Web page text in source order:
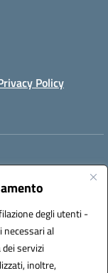
degli utenti -
necessari al
servizi
inoltre,
Policy
istsc_saic878008